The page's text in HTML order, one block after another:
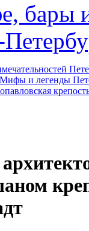
бары
Мифы и легенды